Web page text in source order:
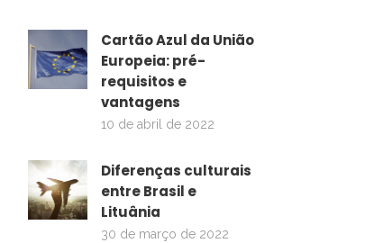
Cartão Azul da União
Europeia: pré-
requisitos e
vantagens
10 de abril de 2022
Diferenças culturais
entre Brasil e
Lituânia
30 de março de 2022